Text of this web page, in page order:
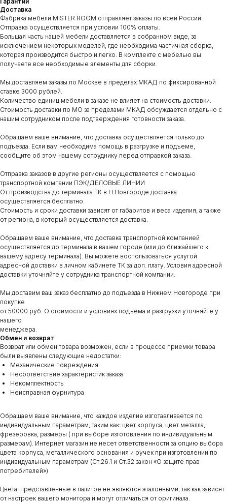
Доставка
Фабрика мебели MISTER ROOM отправляет заказы по всей России.
Отправка осуществляется при условии 100% оплаты.
Большая часть нашей мебели доставляется в собранном виде, за
исключением некоторых моделей, где необходима частичная сборка,
которая производится быстро и легко. В комплекте с мебелью вы
получаете все необходимые элементы для сборки.
Мы доставляем заказы по Москве в пределах МКАД по фиксированной
ставке 3000 рублей.
Количество единиц мебели в заказе не влияет на стоимость доставки.
Стоимость доставки по МО за пределами МКАД обсуждается отдельно с
нашим сотрудником после подтверждения готовности заказа.
Обращаем ваше внимание, что доставка осуществляется только до
подъезда. Если вам необходима помощь в разгрузке и подъеме,
сообщите об этом нашему сотруднику перед отправкой заказа.
Отправка заказов в другие регионы осуществляется с помощью
транспортной компании ПЭК/ДЕЛОВЫЕ ЛИНИИ
От производства до терминала ТК в Н.Новгороде доставка
осуществляется бесплатно.
Стоимость и сроки доставки зависят от габаритов и веса изделия, а также
от региона, в который осуществляется доставка.
Обращаем ваше внимание, что доставка транспортной компанией
осуществляется до терминала в вашем городе (или до ближайшего к
вашему адресу терминала). Вы можете воспользоваться услугой
адресной доставки в личном кабинете ТК за доп. плату. Условия адресной
доставки уточняйте у сотрудника транспортной компании.
Мы доставим ваш заказ бесплатно до подъезда в Нижнем Новгороде при
покупке
от 50000 руб. О стоимости и условиях подъёма и разгрузки уточняйте у
нашего
менеджера.
Обмен и возврат
Возврат или обмен товара возможен, если в процессе приемки товара
были выявлены следующие недостатки:
Механические повреждения
Несоответствие характеристик заказа
Некомплектность
Неисправная фурнитура
Обращаем ваше внимание, что каждое изделие изготавливается по
индивидуальным параметрам, таким как: цвет корпуса, цвет металла,
фрезеровка, размеры ( при выборе изготовления по индивидуальным
размерам). Интернет магазин не несет ответственности за опцию выбора
цвета корпуса, металлического основания и ручек при изготовлении по
индивидуальным параметрам (Ст.26.1 и Ст.32 закон «О защите прав
потребителей»)
Цвета, представленные в палитре не являются эталонными, так как зависят
от настроек вашего монитора и могут отличаться от оригинала.